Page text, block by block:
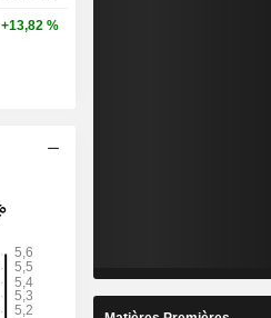
+13,82 %